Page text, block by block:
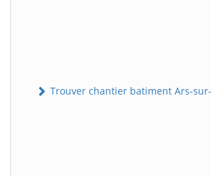
Trouver chantier batiment Ars-